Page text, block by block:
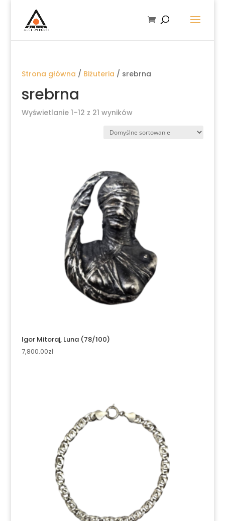
Strona główna / Biżuteria / srebrna
srebrna
Wyświetlanie 1–12 z 21 wyników
Igor Mitoraj, Luna (78/100)
7,800.00zł